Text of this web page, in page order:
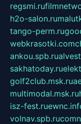
regsmi.ru
h2o-salon.ru
tango-perm.ru
webkrasotki.com
ankou.spb.ru
sakhatoday.ru
golf2club.msk.ru
multimodal.msk.ru
isz-fest.ru
volnav.spb.ru